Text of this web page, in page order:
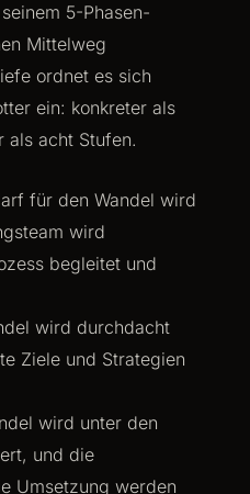
5-Phasen-
Mittelweg
ordnet es sich
ein: konkreter als
als acht Stufen.
für den Wandel wird
wird
begleitet und
wird durchdacht
Ziele und Strategien
wird unter den
und die
Umsetzung werden